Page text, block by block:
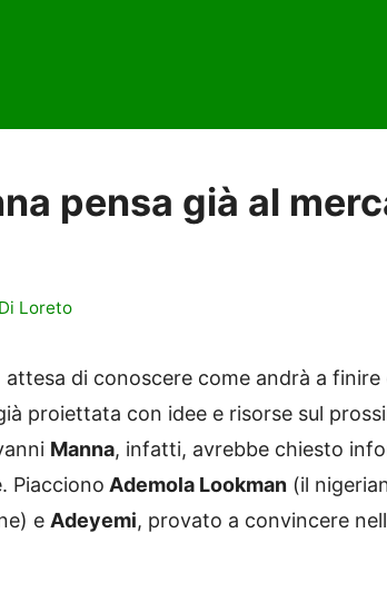
pensa già al
Loreto
attesa di conoscere come andrà a finire
proiettata con idee e risorse sul
Manna, infatti, avrebbe chiesto
Piacciono Ademola Lookman (il
e Adeyemi, provato a convincere